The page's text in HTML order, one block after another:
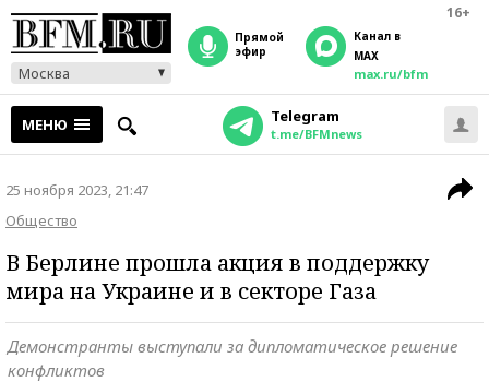
16+
Москва
прямой
эфир
Канал в
MAX
max.ru/bfm
МЕНЮ Telegram
t.me/BFMnews
25 ноября 2023, 21:47
Общество
В Берлине прошла акция в поддержку
мира на Украине и в секторе Газа
Демонстранты выступали за дипломатическое решение
конфликтов